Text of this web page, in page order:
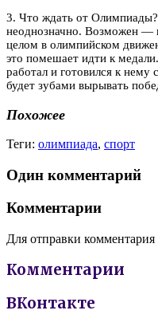
3. Что ждать от
неоднозначно. Возможен —
целом в олимпийском
это помешает идти к
работал и готовился к нему
будет зубами вырывать
Похожее
Теги: олимпиада, спорт
Один комментарий
Комментарии
Для отправки
Комментарии
ВКонтакте